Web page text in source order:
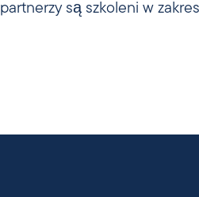
są szkoleni w